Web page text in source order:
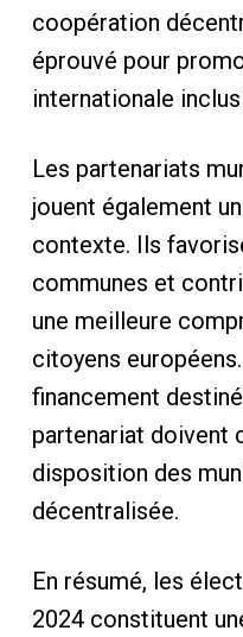
coopération
éprouvé pour
internationale
Les partenariats
jouent également
contexte. Ils
communes et
une meilleure
citoyens
financement
partenariat doivent
disposition des
décentralisée.
En résumé, les
2024 constituent